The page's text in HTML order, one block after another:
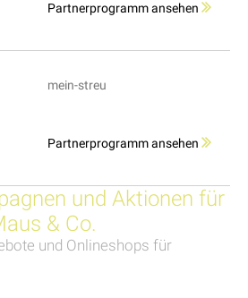
Partnerprogramm ansehen
mein-streu
Partnerprogramm ansehen
und Aktionen für
& Co.
und Onlineshops für